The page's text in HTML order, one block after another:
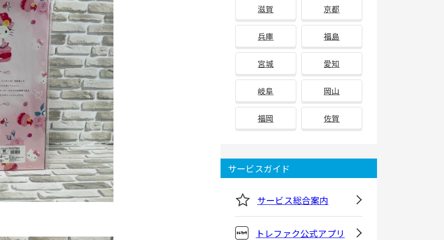
滋賀 京都
兵庫 福島
宮城 愛知
岐阜 岡山
福岡 佐賀
サービスガイド
サービス総合案内
トレファク公式アプリ